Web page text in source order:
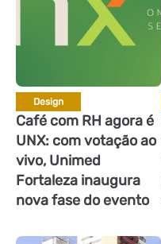
Design
Café com RH agora é
UNX: com votação ao
vivo, Unimed
Fortaleza inaugura
nova fase do evento